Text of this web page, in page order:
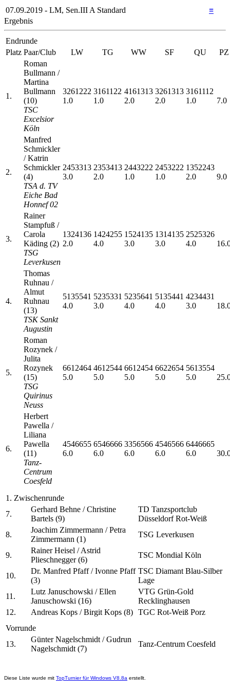
07.09.2019 - LM, Sen.III A Standard
≡
Ergebnis
Endrunde
Platz Paar/Club LW TG WW SF QU PZ
1.
Roman
Bullmann /
Martina
Bullmann
(10)
TSC
Excelsior
Köln
3261222
1.0
3161122
1.0
4161313
2.0
3261313
2.0
3161112
1.0
7.0
2.
Manfred
Schmickler
/ Katrin
Schmickler
(4)
TSA d. TV
Eiche Bad
Honnef 02
2453313
3.0
2353413
2.0
2443222
1.0
2453222
1.0
1352243
2.0
9.0
3.
Rainer
Stampfuß /
Carola
Käding (2)
TSG
Leverkusen
1324136
2.0
1424255
4.0
1524135
3.0
1314135
3.0
2525326
4.0
4.
Thomas
Ruhnau /
Almut
Ruhnau
(13)
TSK Sankt
Augustin
5135541
4.0
5235331
3.0
5235641
4.0
5135441
4.0
4234431
3.0
5.
Roman
Rozynek /
Julita
Rozynek
(15)
TSG
Quirinus
Neuss
6612464
5.0
4612544
5.0
6612454
5.0
6622654
5.0
5613554
5.0
6.
Herbert
Pawella /
Liliana
Pawella
(11)
Tanz-
Centrum
Coesfeld
4546655
6.0
6546666
6.0
3356566
6.0
4546566
6.0
6446665
6.0
1. Zwischenrunde
7.
Gerhard Behne / Christine
Bartels (9)
TD Tanzsportclub
Düsseldorf Rot-Weiß
8.
Joachim Zimmermann / Petra
Zimmermann (1)
TSG Leverkusen
9.
Rainer Heisel / Astrid
Plieschnegger (6)
TSC Mondial Köln
10.
Dr. Manfred Pfaff / Ivonne Pfaff
(3)
TSC Diamant Blau-Silber
Lage
11.
Lutz Januschowski / Ellen
Januschowski (16)
VTG Grün-Gold
Recklinghausen
12.
Andreas Kops / Birgit Kops (8) TGC Rot-Weiß Porz
Vorrunde
13.
Günter Nagelschmidt / Gudrun
Nagelschmidt (7)
Tanz-Centrum Coesfeld
Diese Liste wurde mit TopTurnier für Windows V8.8a erstellt.